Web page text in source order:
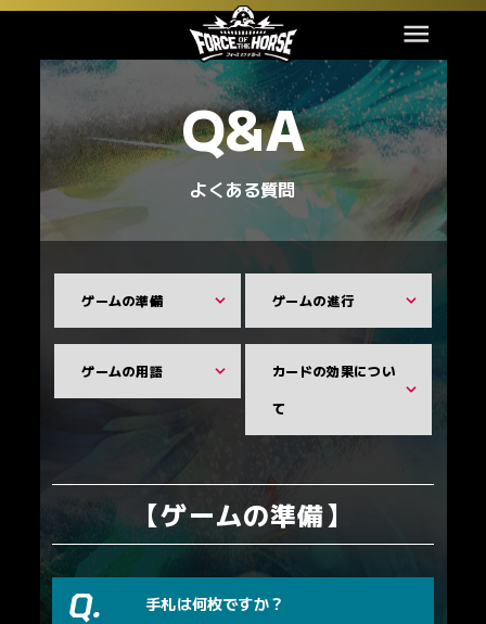
Q&A
よくある質問
ゲームの準備 ゲームの進行
ゲームの用語
カードの効果につい
て
【ゲームの準備】
手札は何枚ですか？
函館
福島
稍重
重
1400m
（芝・短）
1600m